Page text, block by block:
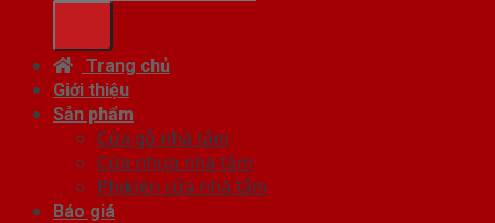
Trang chủ
Giới thiệu
Sản phẩm
Cửa gỗ nhà tắm
Cửa nhựa nhà tắm
Phụ kiện cửa nhà tắm
Báo giá